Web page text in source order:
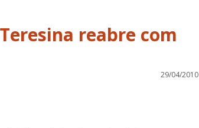
reabre com
29/04/2010